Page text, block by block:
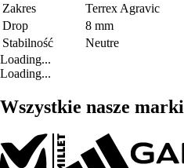
Zakres
Terrex Agravic
Drop
8 mm
Stabilność
Neutre
Loading...
Loading...
Wszystkie nasze marki